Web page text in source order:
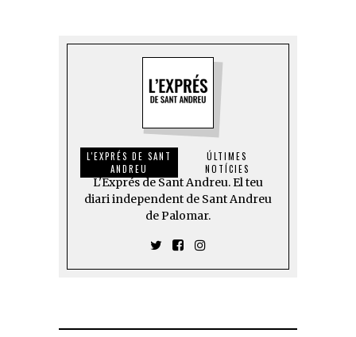
L'EXPRÉS DE SANT
ANDREU
ÚLTIMES
NOTÍCIES
L'Exprés de Sant Andreu. El teu
diari independent de Sant Andreu
de Palomar.